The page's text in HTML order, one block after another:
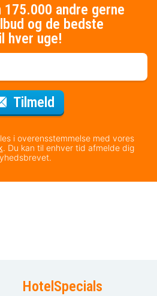
andre gerne
og de bedste
hver uge!
Tilmeld
i overensstemmelse med vores
. Du kan til enhver tid afmelde dig
HotelSpecials